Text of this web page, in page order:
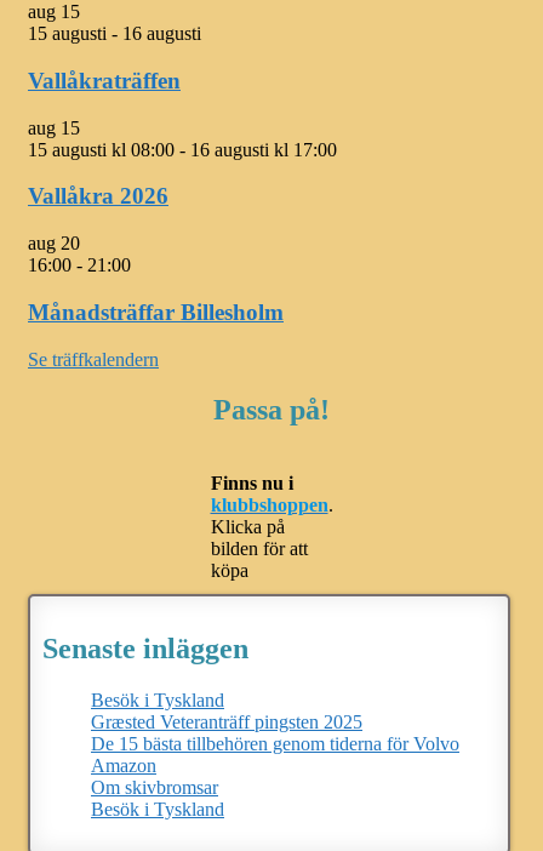
aug 15
15 augusti - 16 augusti
Vallåkraträffen
aug 15
15 augusti kl 08:00 - 16 augusti kl 17:00
Vallåkra 2026
aug 20
16:00 - 21:00
Månadsträffar Billesholm
Se träffkalendern
Passa på!
Finns nu i
klubbshoppen.
Klicka på
bilden för att
köpa
Senaste inläggen
Besök i Tyskland
Græsted Veteranträff pingsten 2025
De 15 bästa tillbehören genom tiderna för Volvo
Amazon
Om skivbromsar
Besök i Tyskland